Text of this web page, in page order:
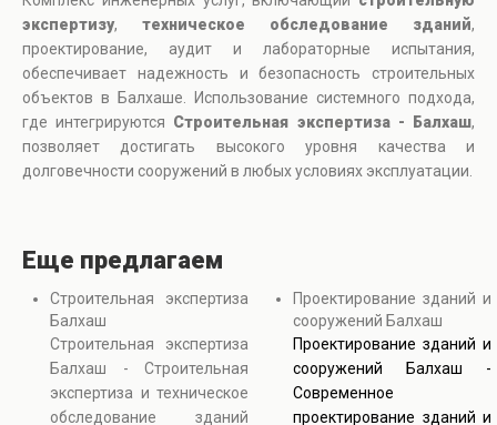
экспертизу, техническое обследование зданий,
проектирование, аудит и лабораторные испытания,
обеспечивает надежность и безопасность строительных
объектов в Балхаше. Использование системного подхода,
где интегрируются Строительная экспертиза - Балхаш,
позволяет достигать высокого уровня качества и
долговечности сооружений в любых условиях эксплуатации.
Еще предлагаем
Строительная экспертиза
Балхаш
Строительная экспертиза
Балхаш - Строительная
экспертиза и техническое
обследование зданий
Проектирование зданий и
сооружений Балхаш
Проектирование зданий и
сооружений Балхаш -
Современное
проектирование зданий и